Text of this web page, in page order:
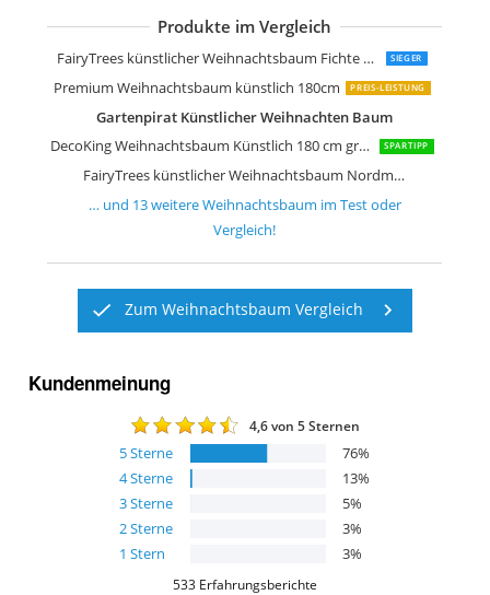
Produkte im Vergleich
FairyTrees künstlicher Weihnachtsbaum Fichte Natur SIEGER
Premium Weihnachtsbaum künstlich 180cm PREIS-LEISTUNG
Gartenpirat Künstlicher Weihnachten Baum
DecoKing Weihnachtsbaum Künstlich 180 cm grün Tannenbaum Christbaum
SPARTIPP
FairyTrees künstlicher Weihnachtsbaum Nordmanntanne
Xenotec Voll PE Weihnachtsbaum
Gartenpirat Künstlicher Weihnachten
RS Trade künstlicher
RS Trade künstlicher
FairyTrees künstlicher
KESSER Weihnachtsbaum künstlich
SALCAR Weihnachtsbaum künstlich
Best Season LED-Weihnachtsbaum
… und 13weitereWeihnachtsbaum im Test oder
Vergleich!
Zum Weihnachtsbaum Vergleich
Kundenmeinung
4,6von 5 Sternen
5Sterne 76%
4Sterne 13%
3Sterne 5%
2Sterne 3%
1 Stern 3%
533 Erfahrungsberichte